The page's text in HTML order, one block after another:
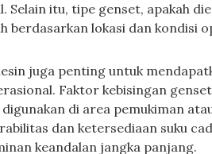
Selain itu, tipe genset, apakah
berdasarkan lokasi dan kondisi
juga penting untuk
Faktor kebisingan
di area pemukiman
dan ketersediaan suku
keandalan jangka panjang.